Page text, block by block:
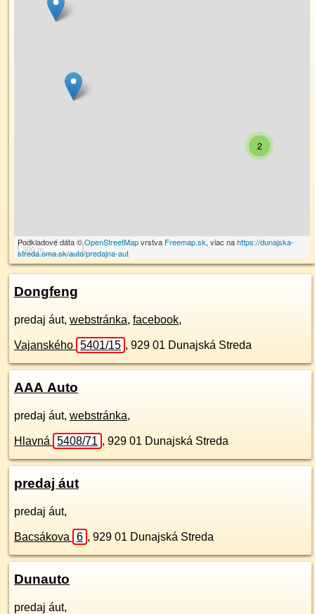
2
300 m
Podkladové dáta ©OpenStreetMapvrstva Freemap.sk, viac nahttps://dunajska-
streda.oma.sk/auto/predajna-aut
Dongfeng
predaj áut, webstránka, facebook,
Vajanského 5401/15 , 929 01 Dunajská Streda
AAA Auto
predaj áut, webstránka,
Hlavná 5408/71 , 929 01 Dunajská Streda
predaj áut
predaj áut,
Bacsákova 6 , 929 01 Dunajská Streda
Dunauto
predaj áut,